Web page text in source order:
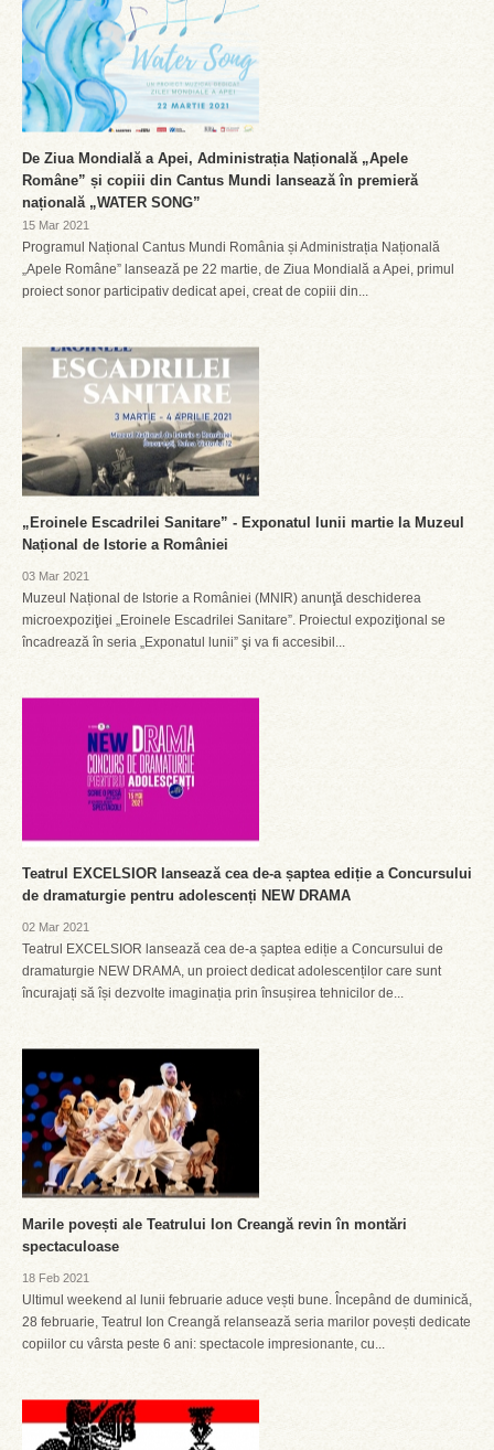
De Ziua Mondială a Apei, Administrația Națională „Apele
Române” și copiii din Cantus Mundi lansează în premieră
națională „WATER SONG”
15 Mar 2021
Programul Național Cantus Mundi România și Administrația Națională
„Apele Române” lansează pe 22 martie, de Ziua Mondială a Apei, primul
proiect sonor participativ dedicat apei, creat de copiii din...
„Eroinele Escadrilei Sanitare” - Exponatul lunii martie la Muzeul
Național de Istorie a României
03 Mar 2021
Muzeul Național de Istorie a României (MNIR) anunţă deschiderea
microexpoziţiei „Eroinele Escadrilei Sanitare”. Proiectul expoziţional se
încadrează în seria „Exponatul lunii” şi va fi accesibil...
Teatrul EXCELSIOR lansează cea de-a șaptea ediție a Concursului
de dramaturgie pentru adolescenți NEW DRAMA
02 Mar 2021
Teatrul EXCELSIOR lansează cea de-a șaptea ediție a Concursului de
dramaturgie NEW DRAMA, un proiect dedicat adolescenților care sunt
încurajați să își dezvolte imaginația prin însușirea tehnicilor de...
Marile povești ale Teatrului Ion Creangă revin în montări
spectaculoase
18 Feb 2021
Ultimul weekend al lunii februarie aduce vești bune. Începând de duminică,
28 februarie, Teatrul Ion Creangă relansează seria marilor povești dedicate
copiilor cu vârsta peste 6 ani: spectacole impresionante, cu...